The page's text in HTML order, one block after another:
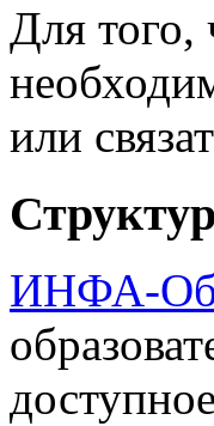
Для того,
или
ИНФА-